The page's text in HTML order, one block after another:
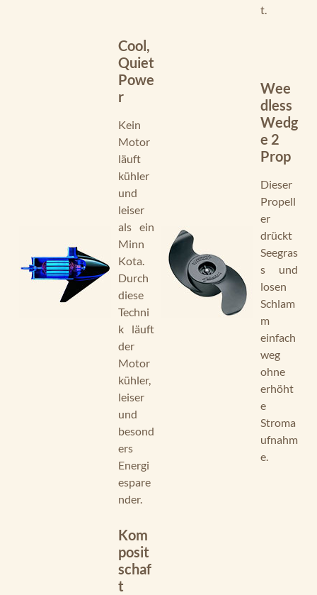
t.
Cool,
Quiet
Powe
r
Kein
Motor
läuft
kühler
und
leiser
als ein
Minn
Kota.
Durch
diese
Techni
k läuft
der
Motor
kühler,
leiser
und
besond
ers
Energi
espare
nder.
Wee
dless
Wedg
e 2
Prop
Dieser
Propell
er
drückt
Seegras
s und
losen
Schlam
m
einfach
weg
ohne
erhöht
e
Stroma
ufnahm
e.
Kom
posit
schaf
t